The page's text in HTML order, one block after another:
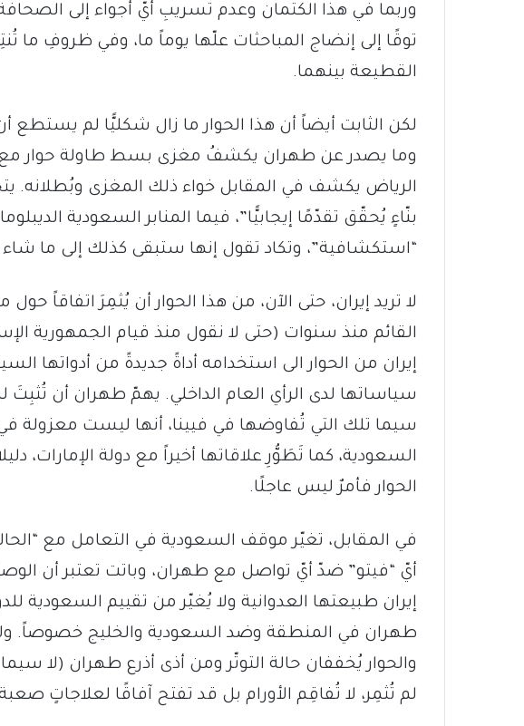
وربما في هذا الكتمان وعدم تسريبِ أيّ أجواء إلى
توقًا إلى إنضاج المباحثات علّها يوماً ما، وفي ظروفِ ما
القطيعة بينهما.
لكن الثابت أيضاً أن هذا الحوار ما زال شكليًّا لم يستطع أن
وما يصدر عن طهران يكشفُ مغزى بسط طاولة حوار مع
الرياض يكشف في المقابل خواء ذلك المغزى وبُطلانه.
بنّاءٍ يُحقّق تقدّمًا إيجابيًّا”، فيما المنابر السعودية
“استكشافية”، وتكاد تقول إنها ستبقى كذلك إلى ما شاء
لا تريد إيران، حتى الآن، من هذا الحوار أن يُثمِرَ اتفاقاً
القائم منذ سنوات (حتى لا نقول منذ قيام الجمهورية
إيران من الحوار الى استخدامه أداةً جديدةً من أدواتها
سياساتها لدى الرأي العام الداخلي. يهمّ طهران أن تُثبِتَ
سيما تلك التي تُفاوضها في فيينا، أنها ليست معزولة
السعودية، كما تَطَوُّرِ علاقاتها أخيراً مع دولة الإمارات،
الحوار فأمرٌ ليس عاجلًا.
في المقابل، تغيّر موقف السعودية في التعامل مع
أيّ “فيتو” ضدّ أيّ تواصل مع طهران، وباتت تعتبر أن
إيران طبيعتها العدوانية ولا يُغيّر من تقييم السعودية
طهران في المنطقة وضد السعودية والخليج خصوصاً. ولا
والحوار يُخففان حالة التوتّر ومن أذى أذرع طهران (لا
لم تُثمِر، لا تُفاقِم الأورام بل قد تفتح آفاقًا لعلاجاتٍ